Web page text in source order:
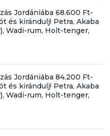
Jordániába 68.600 Ft-
és kirándulj! Petra, Akaba
Wadi-rum, Holt-tenger,
Jordániába 84.200 Ft-
és kirándulj! Petra, Akaba
Wadi-rum, Holt-tenger,